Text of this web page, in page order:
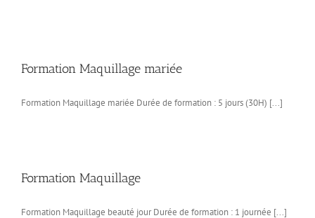
Formation Maquillage mariée
Formation Maquillage mariée Durée de formation : 5 jours (30H) [...]
Formation Maquillage
Formation Maquillage beauté jour Durée de formation : 1 journée [...]